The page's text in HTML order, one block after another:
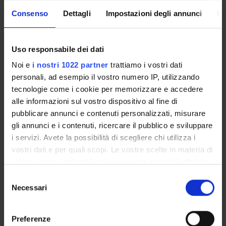
Consenso Dettagli Impostazioni degli annunci
Uso responsabile dei dati
Noi e i nostri 1022 partner trattiamo i vostri dati
personali, ad esempio il vostro numero IP, utilizzando
tecnologie come i cookie per memorizzare e accedere
alle informazioni sul vostro dispositivo al fine di
pubblicare annunci e contenuti personalizzati, misurare
gli annunci e i contenuti, ricercare il pubblico e sviluppare
i servizi. Avete la possibilità di scegliere chi utilizza i
vostri dati e per quali scopi. Le vostre scelte in materia di
modificare o revocare il proprio consenso in qualsiasi
momento dalla Dichiarazione sui cookie o facendo clic
delNecessari
Preferenze
Degree Programme
Notices
Governing bodies
Rete formativa
OFFERTA FORMATIVA
CORSI DI LAUREA
CORSI DI LAUREA MAGISTRALE